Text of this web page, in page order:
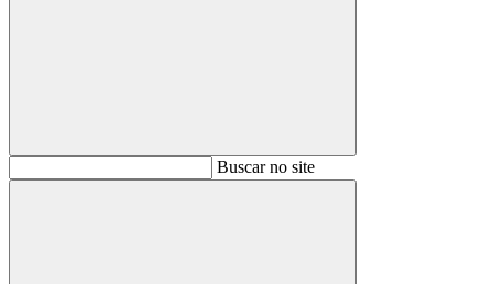
BuscarBuscar no site